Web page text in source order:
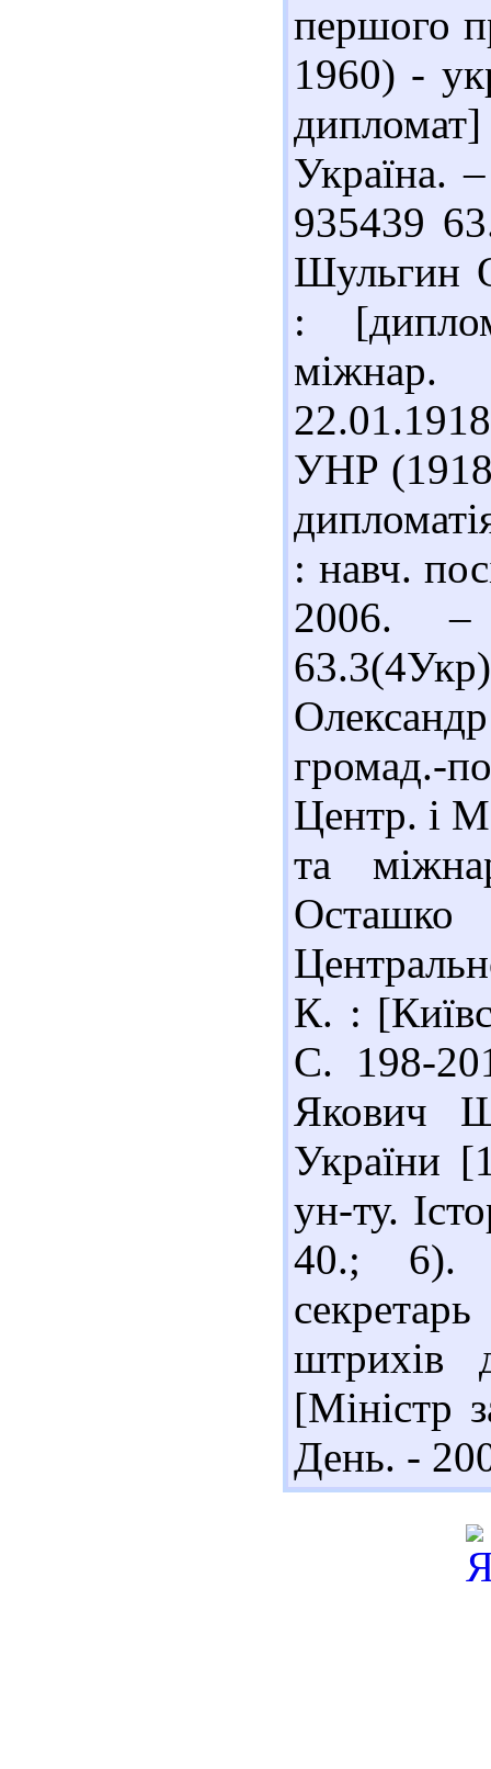
першого
1960) -
Україна.
935439
Шульгин
:
УНР
: навч.
2006.
громад.-
Центр. і
та
Осташко
К. :
С. 198-
Якович
України
ун-ту.
40.; 6).
штрихів
[Міністр
День. -